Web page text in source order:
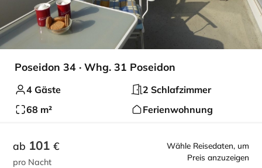
Poseidon 34 · Whg. 31 Poseidon
4 Gäste
2 Schlafzimmer
68 m²
Ferienwohnung
Wähle Reisedaten, um
Preis anzuzeigen
ab 101 €
pro Nacht